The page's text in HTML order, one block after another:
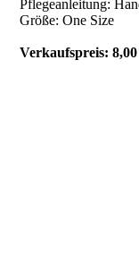
Pflegeanleitung:
Größe: One Size
Verkaufspreis: